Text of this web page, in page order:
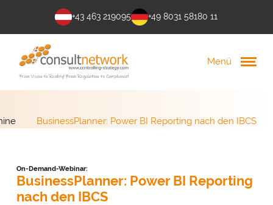
+43 463 219095 +49 8031 58180 11
Menü
BusinessPlanner: Power BI Reporting nach den IBCS
On-Demand-Webinar:
BusinessPlanner: Power BI Reporting
nach den IBCS